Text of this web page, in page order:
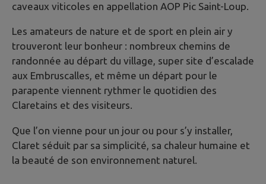
caveaux viticoles en appellation AOP Pic Saint-Loup.
Les amateurs de nature et de sport en plein air y
trouveront leur bonheur : nombreux chemins de
randonnée au départ du village, super site d’escalade
aux Embruscalles, et même un départ pour le
parapente viennent rythmer le quotidien des
Claretains et des visiteurs.
Que l’on vienne pour un jour ou pour s’y installer,
Claret séduit par sa simplicité, sa chaleur humaine et
la beauté de son environnement naturel.